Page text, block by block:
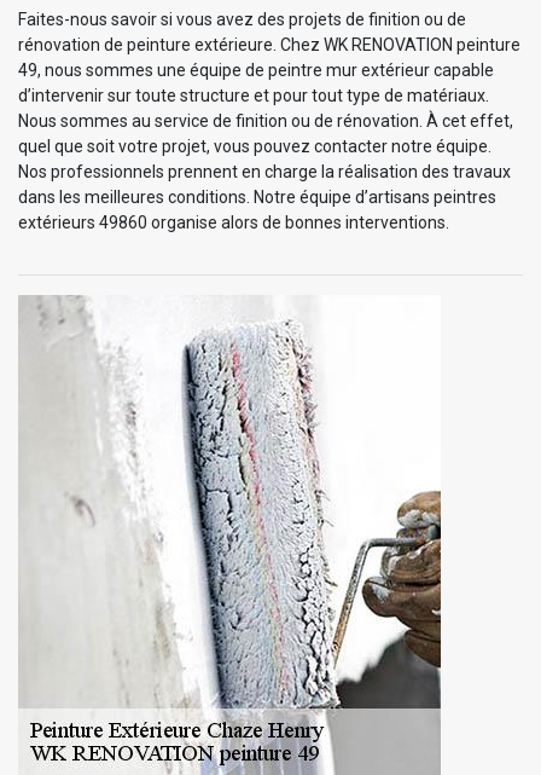
Faites-nous savoir si vous avez des projets de finition ou de
rénovation de peinture extérieure. Chez WK RENOVATION peinture
49, nous sommes une équipe de peintre mur extérieur capable
d’intervenir sur toute structure et pour tout type de matériaux.
Nous sommes au service de finition ou de rénovation. À cet effet,
quel que soit votre projet, vous pouvez contacter notre équipe.
Nos professionnels prennent en charge la réalisation des travaux
dans les meilleures conditions. Notre équipe d’artisans peintres
extérieurs 49860 organise alors de bonnes interventions.